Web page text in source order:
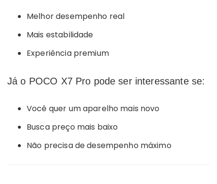
Melhor desempenho real
Mais estabilidade
Experiência premium
Já o POCO X7 Pro pode ser interessante se:
Você quer um aparelho mais novo
Busca preço mais baixo
Não precisa de desempenho máximo